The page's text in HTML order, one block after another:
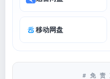
移动网盘
#免责